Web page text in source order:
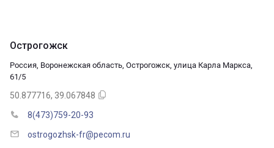
Острогожск
Россия, Воронежская область, Острогожск, улица Карла Маркса,
61/5
50.877716, 39.067848
8(473)759-20-93
ostrogozhsk-fr@pecom.ru